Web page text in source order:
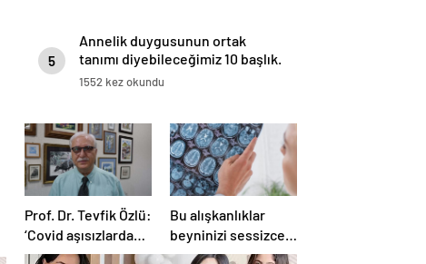
5
Annelik duygusunun ortak
tanımı diyebileceğimiz 10 başlık.
1552 kez okundu
Prof. Dr. Tevfik Özlü:
‘Covid aşısızlarda
pıhtı riski, 3 kat
Bu alışkanlıklar
beyninizi sessizce
yok ediyor!